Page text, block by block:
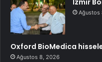
İzmir
Ağustos
Oxford BioMedica
Ağustos 8, 2026